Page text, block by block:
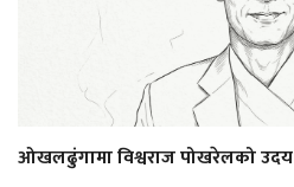
ओखलढुंगामा विश्वराज पोखरेलको उदय